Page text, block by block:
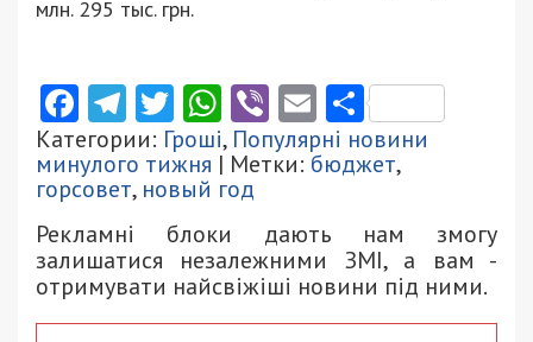
млн. 295 тыс. грн.
Facebook
Telegram
Twitter
WhatsApp
ViberEmail
Категории: Гроші, Популярні новини
минулого тижня | Метки: бюджет,
горсовет, новый год
Рекламні блоки дають нам змогу
залишатися незалежними ЗМІ, а вам -
отримувати найсвіжіші новини під ними.